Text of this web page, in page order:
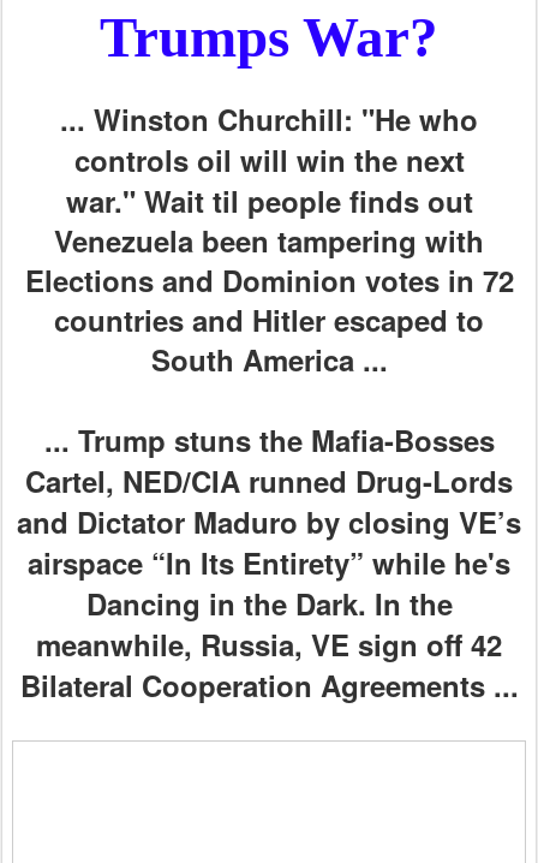
Trumps War?
... Winston Churchill: "He who
controls oil will win the next
war." Wait til people finds out
Venezuela been tampering with
Elections and Dominion votes in 72
countries and Hitler escaped to
South America ...
... Trump stuns the Mafia-Bosses
Cartel, NED/CIA runned Drug-Lords
and Dictator Maduro by closing VE’s
airspace “In Its Entirety” while he's
Dancing in the Dark. In the
meanwhile, Russia, VE sign off 42
Bilateral Cooperation Agreements...